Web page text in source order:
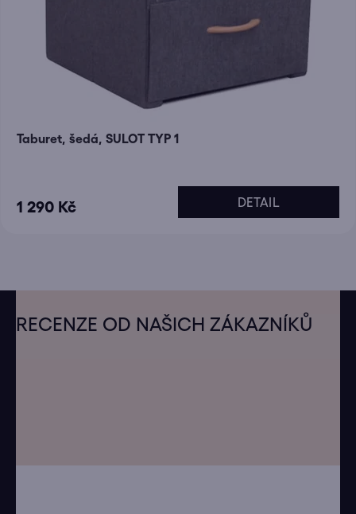
Taburet, šedá, SULOT TYP 1
1 290 Kč DETAIL
RECENZE OD NAŠICH ZÁKAZNÍKŮ